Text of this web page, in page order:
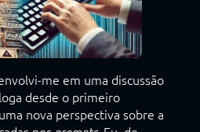
me em uma discussão
desde o primeiro
nova perspectiva sobre a